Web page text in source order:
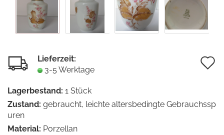
Lieferzeit:
3-5 Werktage
Lagerbestand: 1 Stück
Zustand: gebraucht, leichte altersbedingte Gebrauchssp
uren
Material: Porzellan